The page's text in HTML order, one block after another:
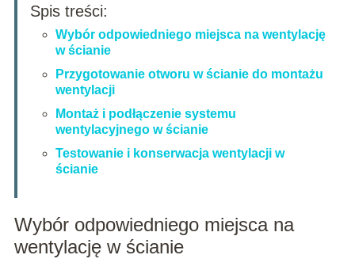
Spis treści:
Wybór odpowiedniego miejsca na wentylację
w ścianie
Przygotowanie otworu w ścianie do montażu
wentylacji
Montaż i podłączenie systemu
wentylacyjnego w ścianie
Testowanie i konserwacja wentylacji w
ścianie
Wybór odpowiedniego miejsca na
wentylację w ścianie